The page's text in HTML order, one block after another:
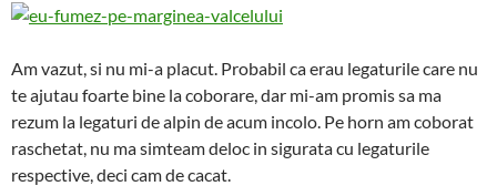
Am vazut, si nu mi-a placut. Probabil ca erau legaturile care nu
te ajutau foarte bine la coborare, dar mi-am promis sa ma
rezum la legaturi de alpin de acum incolo. Pe horn am coborat
raschetat, nu ma simteam deloc in sigurata cu legaturile
respective, deci cam de cacat.